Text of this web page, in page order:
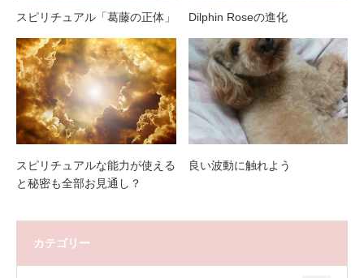
スピリチュアル「葛藤の正体」 Dilphin Roseの進化
スピリチュアルな能力が使える
と秘密も全部お見通し？
良い波動に触れよう
カテゴリー